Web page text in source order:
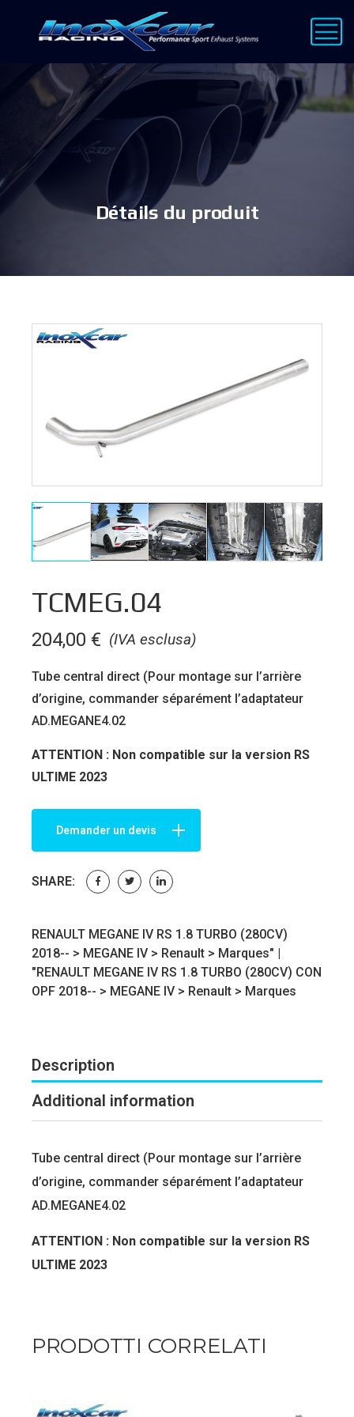
Détails du produit
TCMEG.04
(IVA esclusa)
204,00 €
Tube central direct (Pour montage sur l’arrière
d’origine, commander séparément l’adaptateur
AD.MEGANE4.02
ATTENTION : Non compatible sur la version RS
ULTIME 2023
Demander un devis
SHARE:
RENAULT MEGANE IV RS 1.8 TURBO (280CV)
2018-- > MEGANE IV > Renault > Marques" |
"RENAULT MEGANE IV RS 1.8 TURBO (280CV) CON
OPF 2018-- > MEGANE IV > Renault > Marques
Description
Additional information
Tube central direct (Pour montage sur l’arrière
d’origine, commander séparément l’adaptateur
AD.MEGANE4.02
ATTENTION : Non compatible sur la version RS
ULTIME 2023
PRODOTTI CORRELATI